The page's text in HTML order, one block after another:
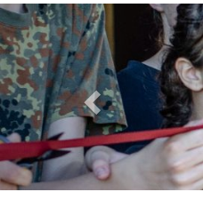
Předchozí